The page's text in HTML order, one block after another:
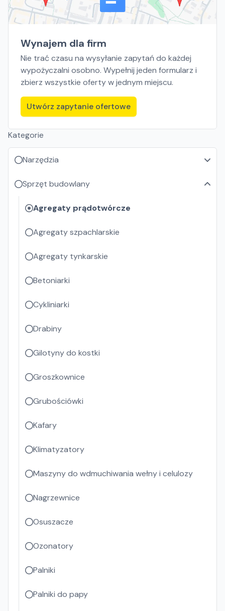
Wynajem dla firm
Nie trać czasu na wysyłanie zapytań do każdej
wypożyczalni osobno. Wypełnij jeden formularz i
zbierz wszystkie oferty w jednym miejscu.
Utwórz zapytanie ofertowe
Kategorie
Narzędzia
Sprzęt budowlany
Agregaty prądotwórcze
Agregaty szpachlarskie
Agregaty tynkarskie
Betoniarki
Cykliniarki
Drabiny
Gilotyny do kostki
Groszkownice
Grubościówki
Kafary
Klimatyzatory
Maszyny do wdmuchiwania wełny i celulozy
Nagrzewnice
Osuszacze
Ozonatory
Palniki
Palniki do papy